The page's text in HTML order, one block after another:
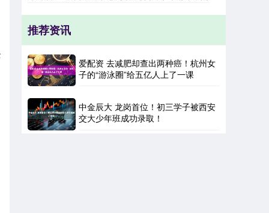
推荐资讯
爱配资 去减肥却查出两种癌！杭州女
子的“游泳圈”给五亿人上了一课
中金辰大 龙岗首位！初三学子被西安
交大少年班成功录取！